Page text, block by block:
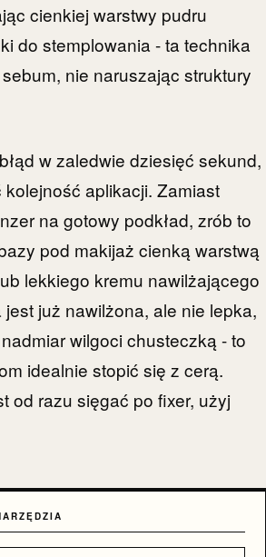
cienkiej warstwy pudru
do stemplowania - ta technika
nie naruszając struktury
w zaledwie dziesięć sekund,
aplikacji. Zamiast
na gotowy podkład, zrób to
pod makijaż cienką warstwą
lekkiego kremu nawilżającego
już nawilżona, ale nie lepka,
wilgoci chusteczką - to
idealnie stopić się z cerą.
od razu sięgać po fixer, użyj